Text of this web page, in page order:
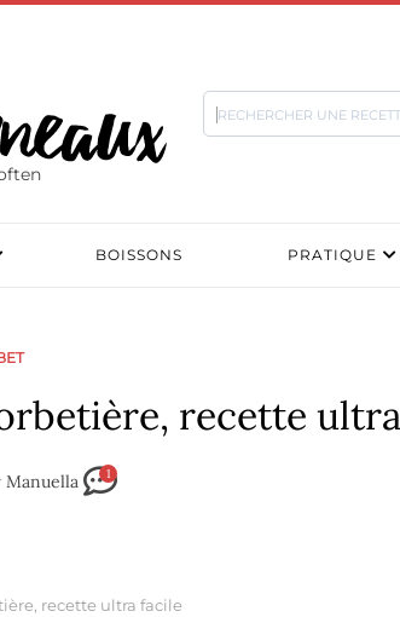
BOISSONS PRATIQUE
recette
Manuella 1
recette ultra facile